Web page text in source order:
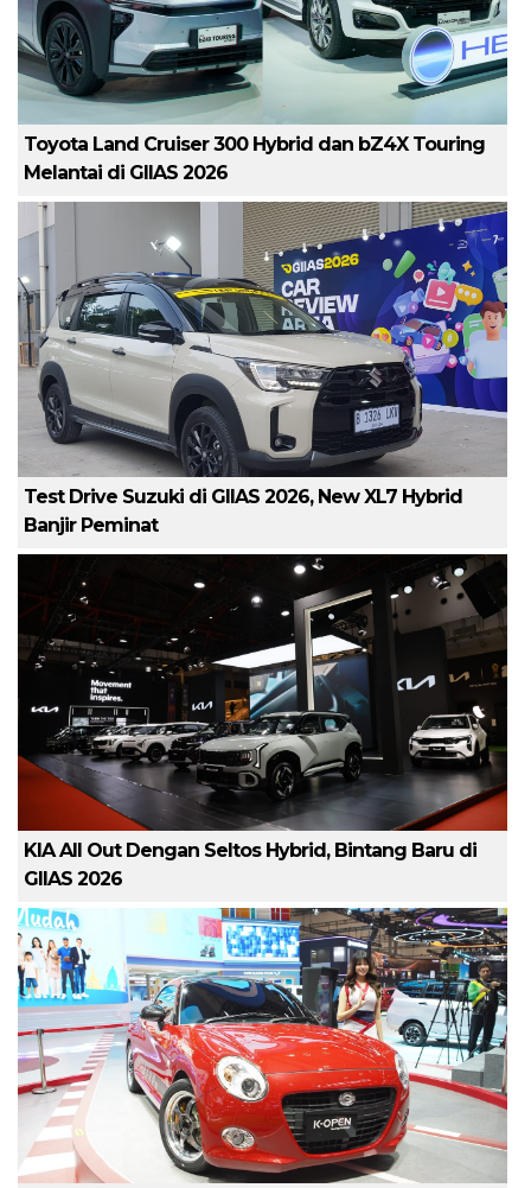
Toyota Land Cruiser 300 Hybrid dan bZ4X Touring
Melantai di GIIAS 2026
Test Drive Suzuki di GIIAS 2026, New XL7 Hybrid
Banjir Peminat
KIA All Out Dengan Seltos Hybrid, Bintang Baru di
GIIAS 2026